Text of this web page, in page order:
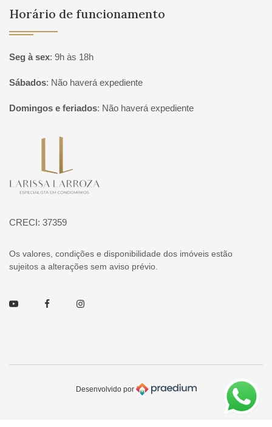
Horário de funcionamento
Seg à sex: 9h às 18h
Sábados: Não haverá expediente
Domingos e feriados: Não haverá expediente
CRECI: 37359
Os valores, condições e disponibilidade dos imóveis estão
sujeitos a alterações sem aviso prévio.
Youtube FacebookInstagram
Desenvolvido por